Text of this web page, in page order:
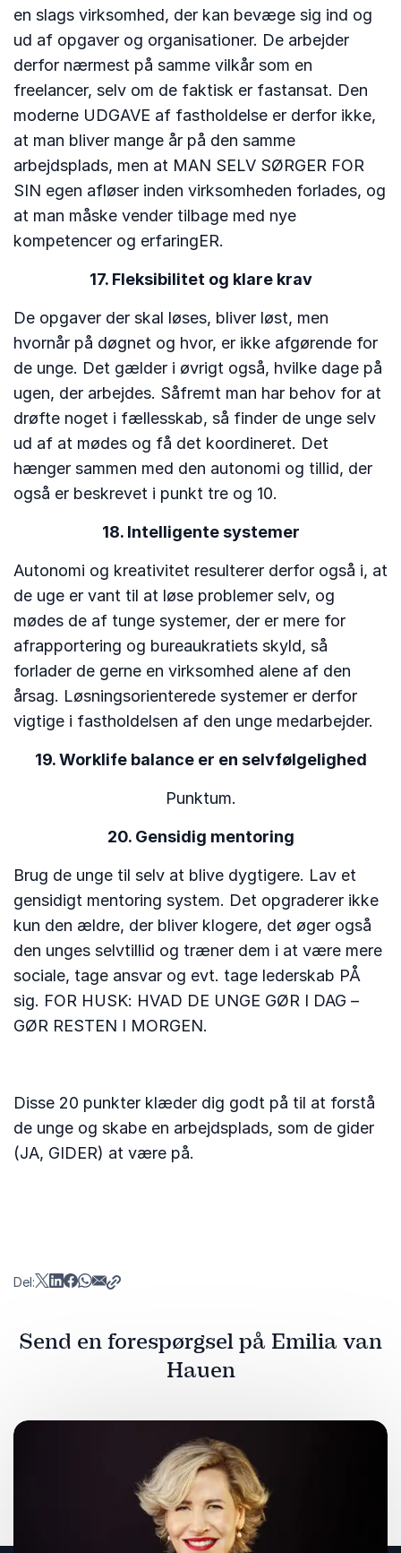
en slags virksomhed, der kan bevæge sig ind og
ud af opgaver og organisationer. De arbejder
derfor nærmest på samme vilkår som en
freelancer, selv om de faktisk er fastansat. Den
moderne UDGAVE af fastholdelse er derfor ikke,
at man bliver mange år på den samme
arbejdsplads, men at MAN SELV SØRGER FOR
SIN egen afløser inden virksomheden forlades, og
at man måske vender tilbage med nye
kompetencer og erfaringER.
17. Fleksibilitet og klare krav
De opgaver der skal løses, bliver løst, men
hvornår på døgnet og hvor, er ikke afgørende for
de unge. Det gælder i øvrigt også, hvilke dage på
ugen, der arbejdes. Såfremt man har behov for at
drøfte noget i fællesskab, så finder de unge selv
ud af at mødes og få det koordineret. Det
hænger sammen med den autonomi og tillid, der
også er beskrevet i punkt tre og 10.
18. Intelligente systemer
Autonomi og kreativitet resulterer derfor også i, at
de uge er vant til at løse problemer selv, og
mødes de af tunge systemer, der er mere for
afrapportering og bureaukratiets skyld, så
forlader de gerne en virksomhed alene af den
årsag. Løsningsorienterede systemer er derfor
vigtige i fastholdelsen af den unge medarbejder.
19. Worklife balance er en selvfølgelighed
Punktum.
20. Gensidig mentoring
Brug de unge til selv at blive dygtigere. Lav et
gensidigt mentoring system. Det opgraderer ikke
kun den ældre, der bliver klogere, det øger også
den unges selvtillid og træner dem i at være mere
sociale, tage ansvar og evt. tage lederskab PÅ
sig. FOR HUSK: HVAD DE UNGE GØR I DAG –
GØR RESTEN I MORGEN.
Disse 20 punkter klæder dig godt på til at forstå
de unge og skabe en arbejdsplads, som de gider
(JA, GIDER) at være på.
Del:
Send en forespørgsel på Emilia van
Hauen